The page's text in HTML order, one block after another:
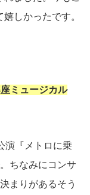
しかったです。
ミュージカル
演『メトロに乗
ちなみにコンサ
まりがあるそう